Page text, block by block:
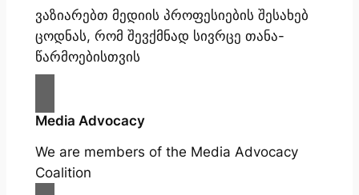
ვაზიარებთ მედიის პროფესიების შესახებ
ცოდნას, რომ შევქმნად სივრცე თანა-
წარმოებისთვის
Media Advocacy
We are members of the Media Advocacy
Coalition